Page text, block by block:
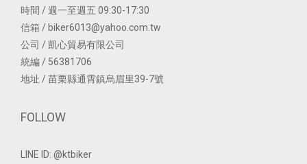
時間 / 週一至週五 09:30-17:30
信箱 / biker6013@yahoo.com.tw
公司 / 凱心貿易有限公司
統編 / 56381706
地址 / 苗栗縣通霄鎮烏眉里39-7號
FOLLOW
LINE ID: @ktbiker